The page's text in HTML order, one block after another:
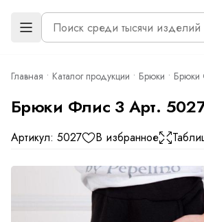
Главная Каталог продукции Брюки Брюки
Брюки Флис 3 Арт.
Артикул: 5027 В избранное